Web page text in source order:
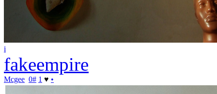
i
fakeempire
Mcgee 0# 1 ♥ •